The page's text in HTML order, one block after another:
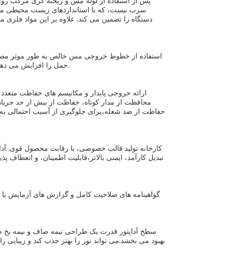
سرب نیست، که با استانداردهای زیست محیطی
دستگاه را تضمین می کند. علاوه بر این مواد
استفاده از خطوط خروجی مس خالص به طور موثر
حمل را افزایش می دهد، مشکلات شکستگی و عمر را کاهش می دهد،و ایمنی انتقال قدرت را تضمین می کند.
ارائه خروجی پایدار و مکانیسم های حفاظت
محافظت از مدار کوتاه، حفاظت از بیش از حد
حفاظت از ضد شعله،برای جلوگیری از آسیب احتمالی
کارخانه تولید قالب خصوصی، با رقابت محصول قوی.
تبدیل کارآمد، ایمنی بالاتر،قابلیت اطمینان، و
گواهینامه های صلاحیت کامل و گزارش های آزمایش
سطح آداپتور قدرت یک طراحی نیمه صاف و نیمه
بهبود می بخشد.می تواند نور را بهتر جذب کند و